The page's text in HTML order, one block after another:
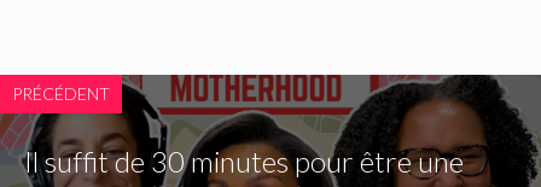
PRÉCÉDENT
Il suffit de 30 minutes pour être une